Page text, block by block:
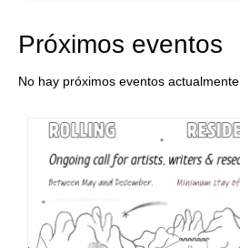
Próximos eventos
No hay próximos eventos actualmente.